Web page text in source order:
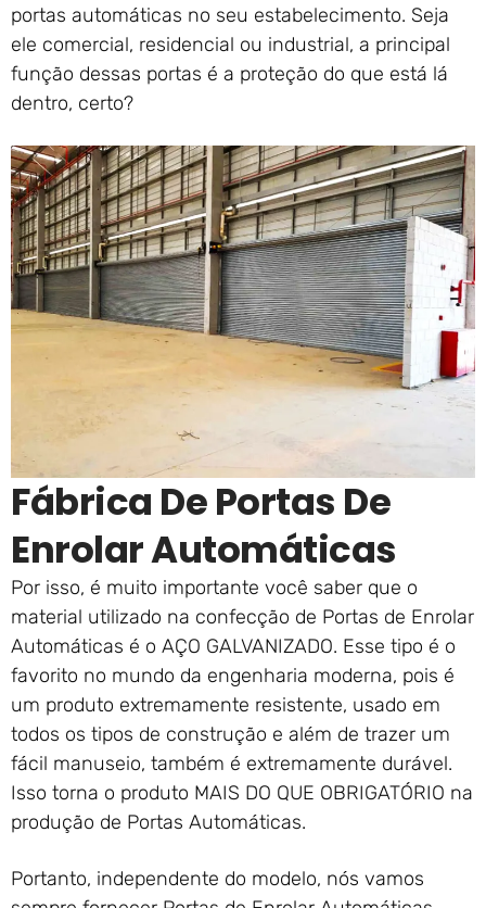
portas automáticas no seu estabelecimento. Seja
ele comercial, residencial ou industrial, a principal
função dessas portas é a proteção do que está lá
dentro, certo?
Fábrica De Portas De
Enrolar Automáticas
Por isso, é muito importante você saber que o
material utilizado na confecção de Portas de Enrolar
Automáticas é o AÇO GALVANIZADO. Esse tipo é o
favorito no mundo da engenharia moderna, pois é
um produto extremamente resistente, usado em
todos os tipos de construção e além de trazer um
fácil manuseio, também é extremamente durável.
Isso torna o produto MAIS DO QUE OBRIGATÓRIO na
produção de Portas Automáticas.
Portanto, independente do modelo, nós vamos